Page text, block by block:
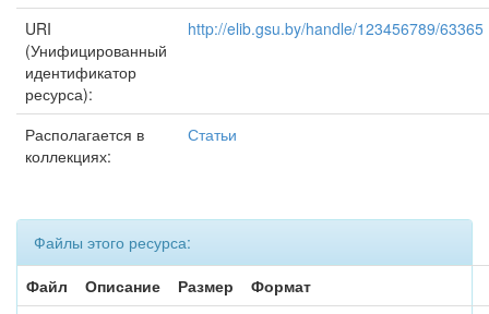
URI
(Унифицированный
идентификатор
ресурса):
http://elib.gsu.by/handle/123456789/63365
Располагается в
коллекциях:
Статьи
Файлы этого ресурса:
Файл
Описание Размер
Формат